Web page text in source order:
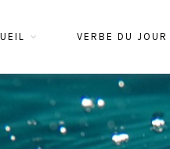
VERBE DU JOUR